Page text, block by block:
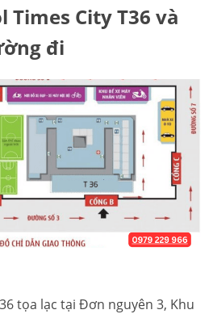
Times City T36 và
đi
tọa lạc tại Đơn nguyên 3, Khu